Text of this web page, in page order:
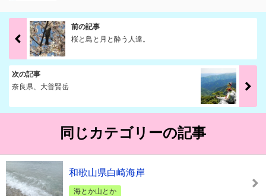
前の記事
桜と鳥と月と酔う人達。
次の記事
奈良県、大普賢岳
同じカテゴリーの記事
和歌山県白崎海岸
海とか山とか